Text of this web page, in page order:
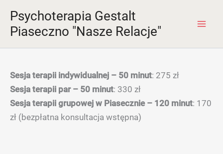
treści
Psychoterapia Gestalt
Piaseczno "Nasze Relacje"
Sesja terapii indywidualnej – 50 minut: 275 zł
Sesja terapii par – 50 minut: 330 zł
Sesja terapii grupowej w Piasecznie– 120 minut: 170
zł (bezpłatna konsultacja wstępna)